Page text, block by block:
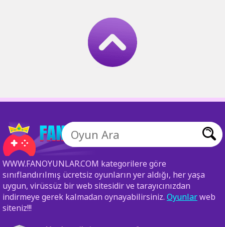
WWW.FANOYUNLAR.COM kategorilere göre
sınıflandırılmış ücretsiz oyunların yer aldığı, her yaşa
uygun, virüssüz bir web sitesidir ve tarayıcınızdan
indirmeye gerek kalmadan oynayabilirsiniz. Oyunlarweb
siteniz!!!